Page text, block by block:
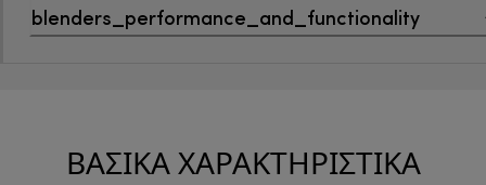
blenders_performance_and_functionality
ΒΑΣΙΚΆ ΧΑΡΑΚΤΗΡΙΣΤΙΚΆ